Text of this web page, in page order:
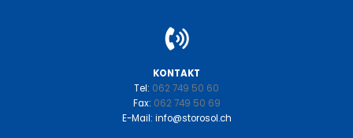
KONTAKT
Tel: 062 749 50 60
Fax: 062 749 50 69
E-Mail: info@storosol.ch